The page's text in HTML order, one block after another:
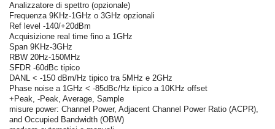
Analizzatore di spettro (opzionale)
Frequenza 9KHz-1GHz o 3GHz opzionali
Ref level -140/+20dBm
Acquisizione real time fino a 1GHz
Span 9KHz-3GHz
RBW 20Hz-150MHz
SFDR -60dBc tipico
DANL < -150 dBm/Hz tipico tra 5MHz e 2GHz
Phase noise a 1GHz < -85dBc/Hz tipico a 10KHz offset
+Peak, -Peak, Average, Sample
misure power: Channel Power, Adjacent Channel Power Ratio (ACPR),
and Occupied Bandwidth (OBW)